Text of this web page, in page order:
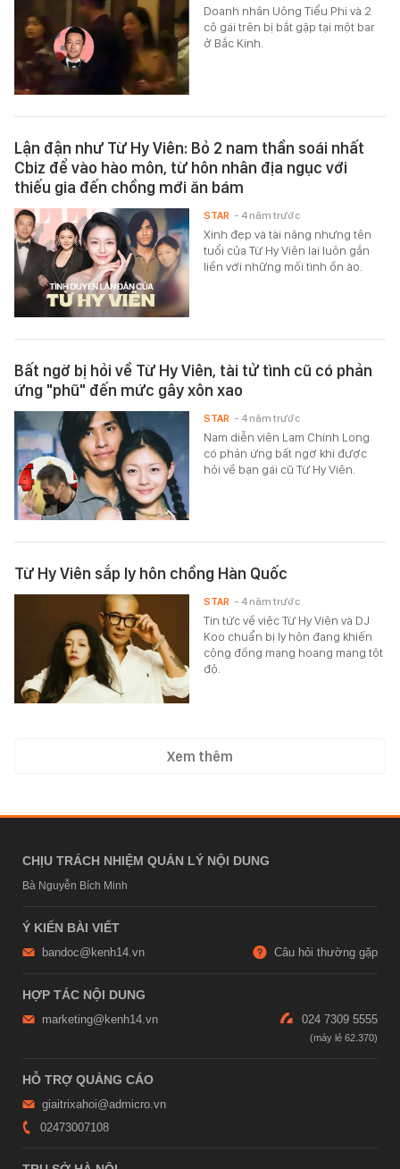
Doanh nhân Uông Tiểu Phi và 2
cô gái trên bị bắt gặp tại một bar
ở Bắc Kinh.
Lận đận như Từ Hy Viên: Bỏ 2 nam thần soái nhất
Cbiz để vào hào môn, từ hôn nhân địa ngục với
thiếu gia đến chồng mới ăn bám
Xinh đẹp và tài năng nhưng tên
tuổi của Từ Hy Viên lại luôn gắn
liền với những mối tình ồn ào.
STAR - 4 năm trước
Bất ngờ bị hỏi về Từ Hy Viên, tài tử tình cũ có phản
ứng "phũ" đến mức gây xôn xao
Nam diễn viên Lam Chính Long
có phản ứng bất ngờ khi được
hỏi về bạn gái cũ Từ Hy Viên.
STAR - 4 năm trước
Từ Hy Viên sắp ly hôn chồng Hàn Quốc
Tin tức về việc Từ Hy Viên và DJ
Koo chuẩn bị ly hôn đang khiến
cộng đồng mạng hoang mang tột
độ.
STAR - 4 năm trước
Xem thêm
CHỊU TRÁCH NHIỆM QUẢN LÝ NỘI DUNG
Bà Nguyễn Bích Minh
Ý KIẾN BÀI VIẾT
bandoc@kenh14.vn Câu hỏi thường gặp
HỢP TÁC NỘI DUNG
marketing@kenh14.vn 024 7309 5555
HỖ TRỢ QUẢNG CÁO
giaitrixahoi@admicro.vn
02473007108